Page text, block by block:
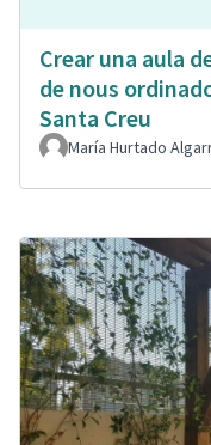
Crear una aula
de nous
Santa Creu
María Hurtado